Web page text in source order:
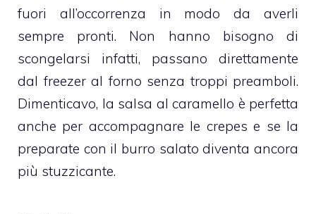
fuori all’occorrenza in modo da averli
sempre pronti. Non hanno bisogno di
scongelarsi infatti, passano direttamente
dal freezer al forno senza troppi preamboli.
Dimenticavo, la salsa al caramello è perfetta
anche per accompagnare le crepes e se la
preparate con il burro salato diventa ancora
più stuzzicante.